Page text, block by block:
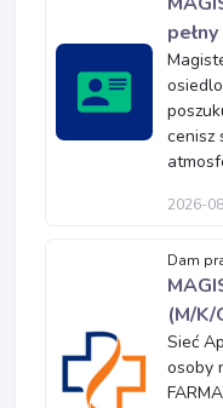
cenisz
2026-
Dam
(M/K/
Sieć
osoby